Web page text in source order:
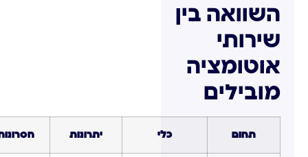
השוואה בין
שירותי
אוטומציה
מובילים
תחום כלי יתרונות